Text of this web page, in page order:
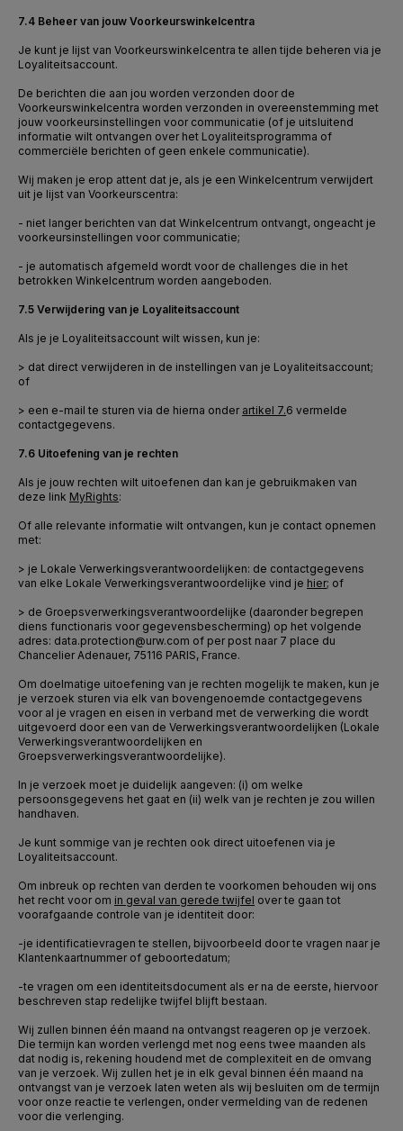
7.4 Beheer van jouw Voorkeurswinkelcentra
Je kunt je lijst van Voorkeurswinkelcentra te allen tijde beheren via je
Loyaliteitsaccount.
De berichten die aan jou worden verzonden door de
Voorkeurswinkelcentra worden verzonden in overeenstemming met
jouw voorkeursinstellingen voor communicatie (of je uitsluitend
informatie wilt ontvangen over het Loyaliteitsprogramma of
commerciële berichten of geen enkele communicatie).
Wij maken je erop attent dat je, als je een Winkelcentrum verwijdert
uit je lijst van Voorkeurscentra:
- niet langer berichten van dat Winkelcentrum ontvangt, ongeacht je
voorkeursinstellingen voor communicatie;
- je automatisch afgemeld wordt voor de challenges die in het
betrokken Winkelcentrum worden aangeboden.
7.5 Verwijdering van je Loyaliteitsaccount
Als je je Loyaliteitsaccount wilt wissen, kun je:
> dat direct verwijderen in de instellingen van je Loyaliteitsaccount;
of
> een e-mail te sturen via de hierna onder artikel 7.6 vermelde
contactgegevens.
7.6 Uitoefening van je rechten
Als je jouw rechten wilt uitoefenen dan kan je gebruikmaken van
deze link MyRights:
Of alle relevante informatie wilt ontvangen, kun je contact opnemen
met:
> je Lokale Verwerkingsverantwoordelijken: de contactgegevens
van elke Lokale Verwerkingsverantwoordelijke vind je hier; of
> de Groepsverwerkingsverantwoordelijke (daaronder begrepen
diens functionaris voor gegevensbescherming) op het volgende
adres: data.protection@urw.com of per post naar 7 place du
Chancelier Adenauer, 75116 PARIS, France.
Om doelmatige uitoefening van je rechten mogelijk te maken, kun je
je verzoek sturen via elk van bovengenoemde contactgegevens
voor al je vragen en eisen in verband met de verwerking die wordt
uitgevoerd door een van de Verwerkingsverantwoordelijken (Lokale
Verwerkingsverantwoordelijken en
Groepsverwerkingsverantwoordelijke).
In je verzoek moet je duidelijk aangeven: (i) om welke
persoonsgegevens het gaat en (ii) welk van je rechten je zou willen
handhaven.
Je kunt sommige van je rechten ook direct uitoefenen via je
Loyaliteitsaccount.
Om inbreuk op rechten van derden te voorkomen behouden wij ons
het recht voor om in geval van gerede twijfel over te gaan tot
voorafgaande controle van je identiteit door:
-je identificatievragen te stellen, bijvoorbeeld door te vragen naar je
Klantenkaartnummer of geboortedatum;
-te vragen om een identiteitsdocument als er na de eerste, hiervoor
beschreven stap redelijke twijfel blijft bestaan.
Wij zullen binnen één maand na ontvangst reageren op je verzoek.
Die termijn kan worden verlengd met nog eens twee maanden als
dat nodig is, rekening houdend met de complexiteit en de omvang
van je verzoek. Wij zullen het je in elk geval binnen één maand na
ontvangst van je verzoek laten weten als wij besluiten om de termijn
voor onze reactie te verlengen, onder vermelding van de redenen
voor die verlenging.